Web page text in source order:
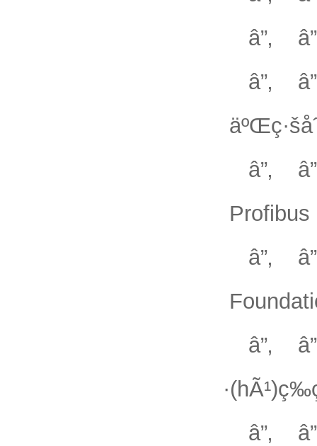
â”‚
â”‚
â”‚
Profibus
â”‚
â”‚
â”‚